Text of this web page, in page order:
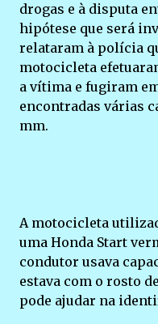
drogas e à disputa
hipótese que será
relataram à polícia
motocicleta
a vítima e fugiram
encontradas várias
mm.
A motocicleta
uma Honda Start
condutor usava
estava com o rosto
pode ajudar na